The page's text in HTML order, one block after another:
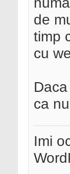
de
timp
cu
ca
Imi